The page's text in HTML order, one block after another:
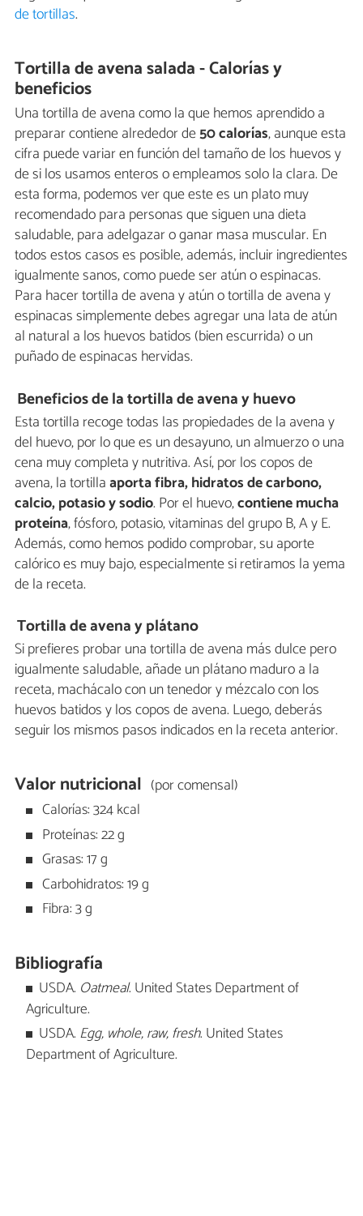
de tortillas.
Tortilla de avena salada - Calorías y
beneficios
Una tortilla de avena como la que hemos aprendido a
preparar contiene alrededor de50 calorías, aunque esta
cifra puede variar en función del tamaño de los huevos y
de si los usamos enteros o empleamos solo la clara. De
esta forma, podemos ver que este es un plato muy
recomendado para personas que siguen una dieta
saludable, para adelgazar o ganar masa muscular. En
todos estos casos es posible, además, incluir ingredientes
igualmente sanos, como puede ser atún o espinacas.
Para hacer tortilla de avena y atún o tortilla de avena y
espinacas simplemente debes agregar una lata de atún
al natural a los huevos batidos (bien escurrida) o un
puñado de espinacas hervidas.
Beneficios de la tortilla de avena y huevo
Esta tortilla recoge todas las propiedades de la avena y
del huevo, por lo que es un desayuno, un almuerzo o una
cena muy completa y nutritiva. Así, por los copos de
avena, la tortillaaporta fibra, hidratos de carbono,
calcio, potasio y sodio. Por el huevo,contiene mucha
proteína, fósforo, potasio, vitaminas del grupo B, A y E.
Además, como hemos podido comprobar, su aporte
calórico es muy bajo, especialmente si retiramos la yema
de la receta.
Tortilla de avena y plátano
Si prefieres probar una tortilla de avena más dulce pero
igualmente saludable, añade un plátano maduro a la
receta, machácalo con un tenedor y mézcalo con los
huevos batidos y los copos de avena. Luego, deberás
seguir los mismos pasos indicados en la receta anterior.
Valor nutricional (por comensal)
Calorías: 324 kcal
Proteínas: 22 g
Grasas: 17 g
Carbohidratos: 19 g
Fibra: 3 g
Bibliografía
USDA. Oatmeal. United States Department of
Agriculture.
USDA. Egg, whole, raw, fresh. United States
Department of Agriculture.